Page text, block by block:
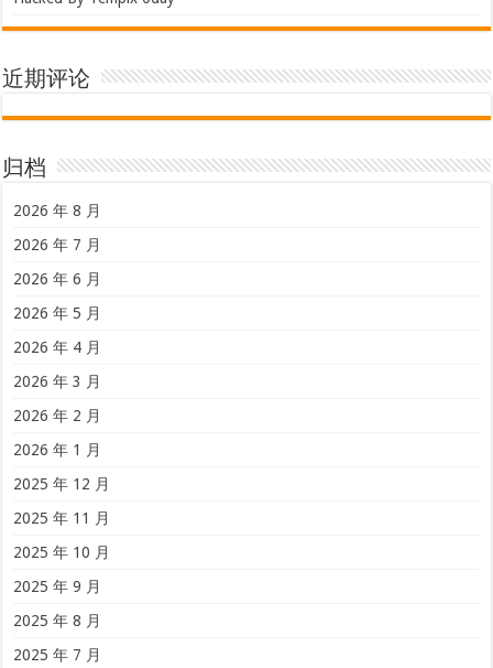
近期评论
归档
2026 年 8 月
2026 年 7 月
2026 年 6 月
2026 年 5 月
2026 年 4 月
2026 年 3 月
2026 年 2 月
2026 年 1 月
2025 年 12 月
2025 年 11 月
2025 年 10 月
2025 年 9 月
2025 年 8 月
2025 年 7 月